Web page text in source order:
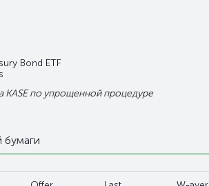
Bond ETF
KASE по упрощенной процедуре
бумаги